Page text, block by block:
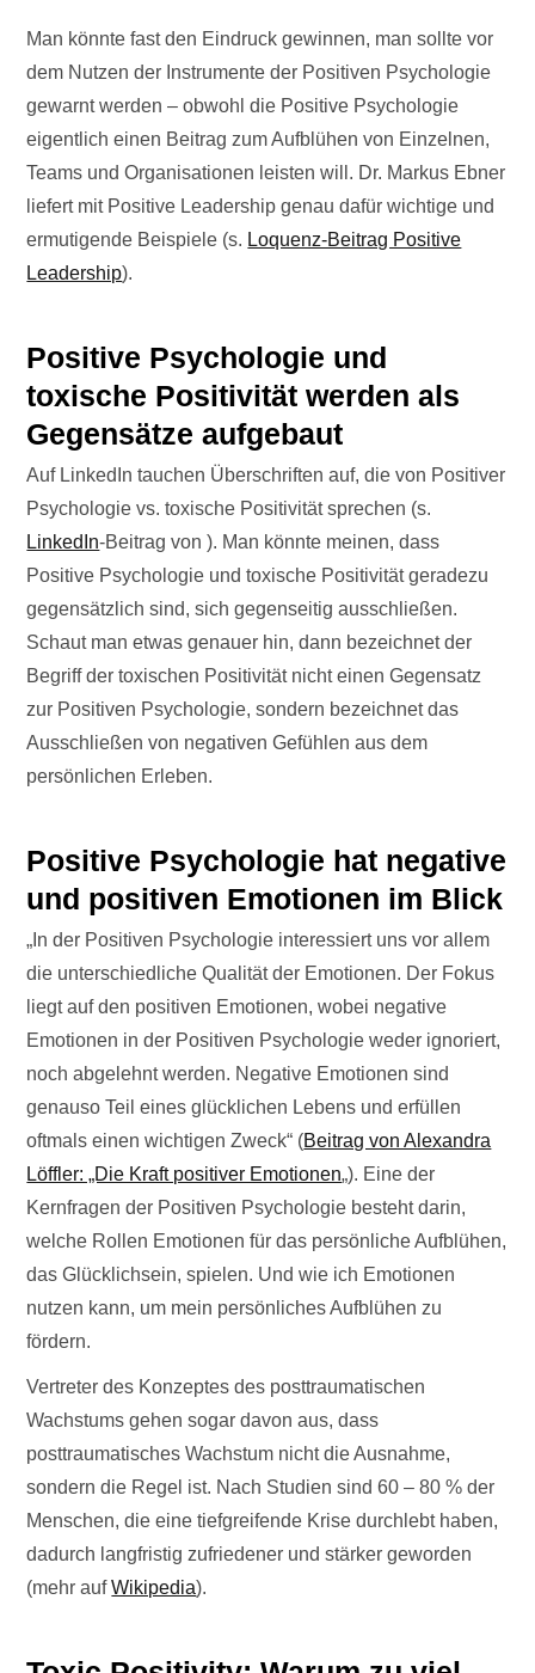
Man könnte fast den Eindruck gewinnen, man sollte vor
dem Nutzen der Instrumente der Positiven Psychologie
gewarnt werden – obwohl die Positive Psychologie
eigentlich einen Beitrag zum Aufblühen von Einzelnen,
Teams und Organisationen leisten will. Dr. Markus Ebner
liefert mit Positive Leadership genau dafür wichtige und
ermutigende Beispiele (s. Loquenz-Beitrag Positive
Leadership).
Positive Psychologie und
toxische Positivität werden als
Gegensätze aufgebaut
Auf LinkedIn tauchen Überschriften auf, die von Positiver
Psychologie vs. toxische Positivität sprechen (s.
LinkedIn-Beitrag von ). Man könnte meinen, dass
Positive Psychologie und toxische Positivität geradezu
gegensätzlich sind, sich gegenseitig ausschließen.
Schaut man etwas genauer hin, dann bezeichnet der
Begriff der toxischen Positivität nicht einen Gegensatz
zur Positiven Psychologie, sondern bezeichnet das
Ausschließen von negativen Gefühlen aus dem
persönlichen Erleben.
Positive Psychologie hat negative
und positiven Emotionen im Blick
„In der Positiven Psychologie interessiert uns vor allem
die unterschiedliche Qualität der Emotionen. Der Fokus
liegt auf den positiven Emotionen, wobei negative
Emotionen in der Positiven Psychologie weder ignoriert,
noch abgelehnt werden. Negative Emotionen sind
genauso Teil eines glücklichen Lebens und erfüllen
oftmals einen wichtigen Zweck“ (Beitrag von Alexandra
Löffler: „Die Kraft positiver Emotionen„). Eine der
Kernfragen der Positiven Psychologie besteht darin,
welche Rollen Emotionen für das persönliche Aufblühen,
das Glücklichsein, spielen. Und wie ich Emotionen
nutzen kann, um mein persönliches Aufblühen zu
fördern.
Vertreter des Konzeptes des posttraumatischen
Wachstums gehen sogar davon aus, dass
posttraumatisches Wachstum nicht die Ausnahme,
sondern die Regel ist. Nach Studien sind 60 – 80 % der
Menschen, die eine tiefgreifende Krise durchlebt haben,
dadurch langfristig zufriedener und stärker geworden
(mehr aufWikipedia).